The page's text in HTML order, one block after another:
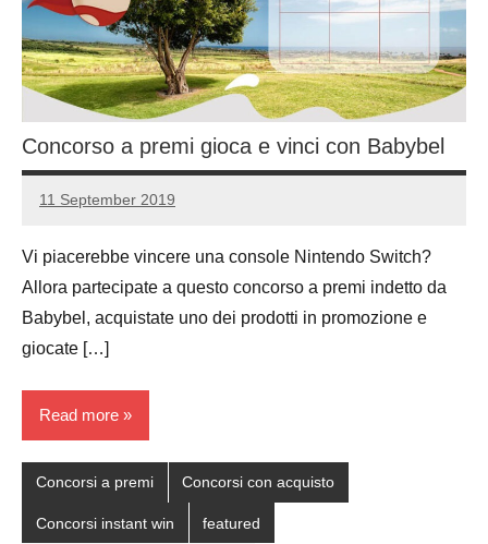
Concorso a premi gioca e vinci con Babybel
11 September 2019
Luca
1
Vi piacerebbe vincere una console Nintendo Switch?
Allora partecipate a questo concorso a premi indetto da
Babybel, acquistate uno dei prodotti in promozione e
giocate […]
Read more
Concorsi a premi Concorsi con acquisto
Concorsi instant win featured